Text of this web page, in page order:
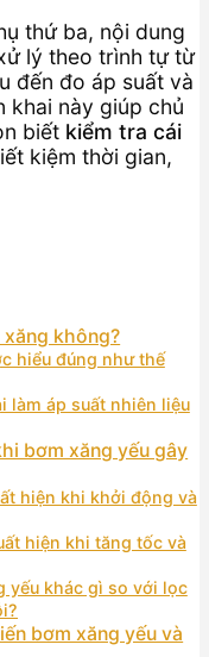
thứ ba, nội dung
lý theo trình tự từ
đến đo áp suất và
khai này giúp chủ
biết kiểm tra cái
kiệm thời gian,
không?
hiểu đúng như thế
làm áp suất nhiên liệu
bơm xăng yếu gây
hiện khi khởi động và
hiện khi tăng tốc và
yếu khác gì so với lọc
bơm xăng yếu và